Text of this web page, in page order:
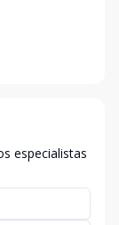
especialistas